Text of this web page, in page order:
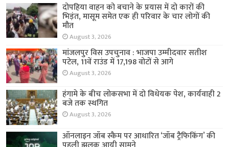
दोपहिया वाहन को बचाने के प्रयास में दो कारों की
भिड़ंत, मासूम समेत एक ही परिवार के चार लोगों की
मौत
August 3, 2026
मांजलपुर विस उपचुनाव : भाजपा उम्मीदवार सतीश
पटेल, 11वें राउंड में 17,198 वोटों से आगे
August 3, 2026
हंगामे के बीच लोकसभा में दो विधेयक पेश, कार्यवाही 2
बजे तक स्थगित
August 3, 2026
ऑनलाइन जॉब स्कैम पर आधारित ‘जॉब ट्रैफिकिंग’ की